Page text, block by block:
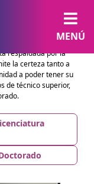
MENÚ
respaldada por la
la certeza tanto a
a poder tener su
de técnico superior,